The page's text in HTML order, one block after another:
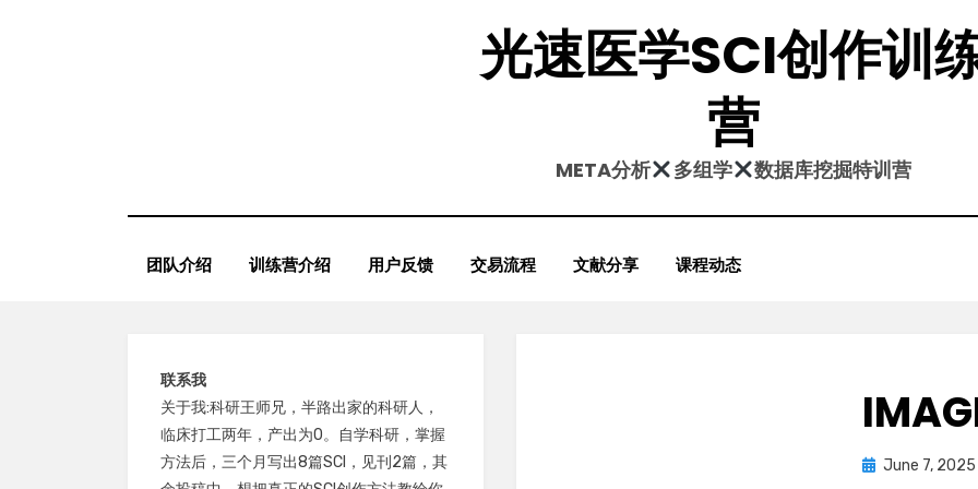
光速医学SCI创作训
营
META分析 多组学 数据库挖掘特训营
团队介绍 训练营介绍 用户反馈 交易流程 文献分享 课程动态
Posted
June 7, 2025
联系我
关于我:科研王师兄，半路出家的科研人，
临床打工两年，产出为0。自学科研，掌握
方法后，三个月写出8篇SCI，见刊2篇，其